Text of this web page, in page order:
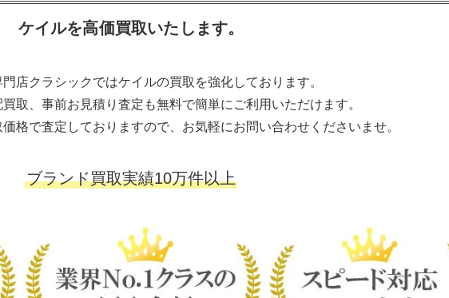
ケイルを高価買取いたします。
店クラシックではケイルの買取を強化しております。
取、事前お見積り査定も無料で簡単にご利用いただけます。
格で査定しておりますので、お気軽にお問い合わせくださいませ。
ブランド買取実績10万件以上